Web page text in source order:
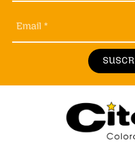
Email *